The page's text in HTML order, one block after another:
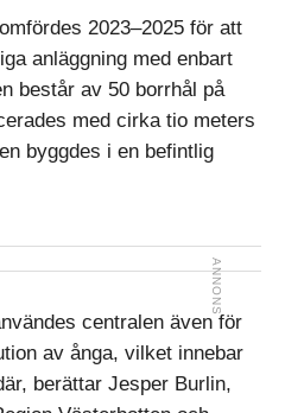
2023–2025 för att
anläggning med enbart
består av 50 borrhål på
med cirka tio meters
byggdes i en befintlig
centralen även för
av ånga, vilket innebar
berättar Jesper Burlin,